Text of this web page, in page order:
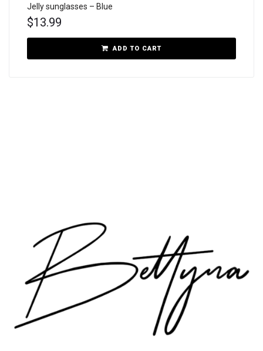
Jelly sunglasses – Blue
$13.99
ADD TO CART